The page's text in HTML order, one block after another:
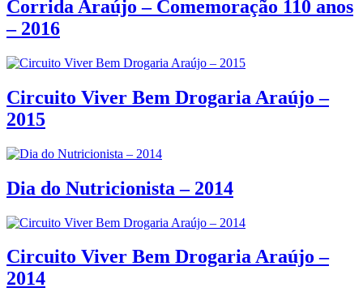
Corrida Araújo – Comemoração 110 anos
– 2016
Circuito Viver Bem Drogaria Araújo –
2015
Dia do Nutricionista – 2014
Circuito Viver Bem Drogaria Araújo –
2014